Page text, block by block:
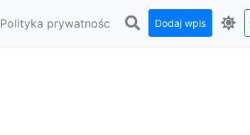
Polityka prywatnośc Dodaj wpis